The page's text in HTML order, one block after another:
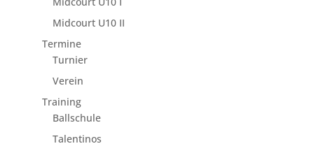
Midcourt U10 II
Termine
Turnier
Verein
Training
Ballschule
Talentinos